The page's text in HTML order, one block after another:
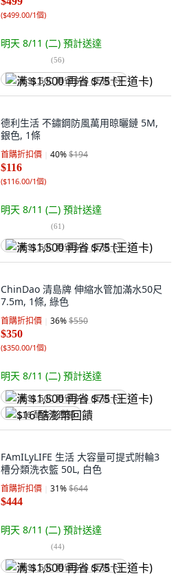
($499.00/1個)
明天 8/11 (二) 預計送達
(56)
满 $1,500 再省 $75 (王道卡)
德利生活 不鏽鋼防風萬用晾曬鏈 5M,
銀色, 1條
首購折扣價 40%$194
$116
($116.00/1個)
明天 8/11 (二) 預計送達
(61)
满 $1,500 再省 $75 (王道卡)
ChinDao 清島牌 伸縮水管加滿水50尺
7.5m, 1條, 綠色
首購折扣價 36%$550
$350
($350.00/1個)
明天 8/11 (二) 預計送達
满 $1,500 再省 $75 (王道卡)
$16 酷澎幣回饋
FAmILyLIFE 生活 大容量可提式附輪3
槽分類洗衣籃 50L, 白色
首購折扣價 31%$644
$444
明天 8/11 (二) 預計送達
(44)
满 $1,500 再省 $75 (王道卡)